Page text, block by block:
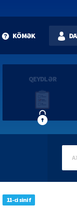
KÖMƏK
QEYDLƏR
11-ci sinif